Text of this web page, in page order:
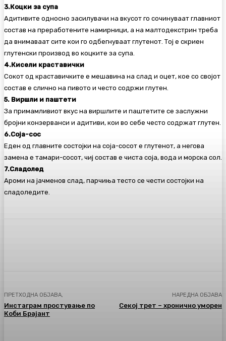
3.Коцки за супа
Адитивите односно засилувачи на вкусот го сочинуваат главниот
состав на преработените намирници, а на малтодекстрин треба
да внимаваат сите кои го одбегнуваат глутенот. Тој е скриен
глутенски производ во коцките за супа.
4.Кисели краставички
Сокот од краставичките е мешавина на слад и оцет, кое со својот
состав е слично на пивото и често содржи глутен.
5. Виршли и паштети
За примамливиот вкус на виршлите и паштетите се заслужни
бројни конзерванси и адитиви, кои во себе често содржат глутен.
6.Соја-сос
Еден од главните состојки на соја-сосот е глутенот, а негова
замена е тамари-сосот, чиј состав е чиста соја, вода и морска сол.
7.Сладолед
Ароми на јачменов слад, парчиња тесто се чести состојки на
сладоледите.
ПРЕТХОДНА ОБЈАВА,
Инстаграм простување по
Коби Брајант
НАРЕДНА ОБЈАВА
Секој трет – хронично уморен